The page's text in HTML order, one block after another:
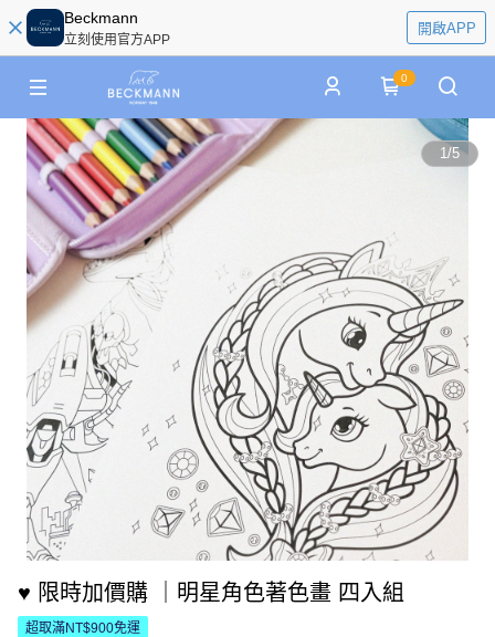
Beckmann
立刻使用官方APP
開啟APP
0
1/5
♥ 限時加價購 ｜明星角色著色畫 四入組
超取滿NT$900免運